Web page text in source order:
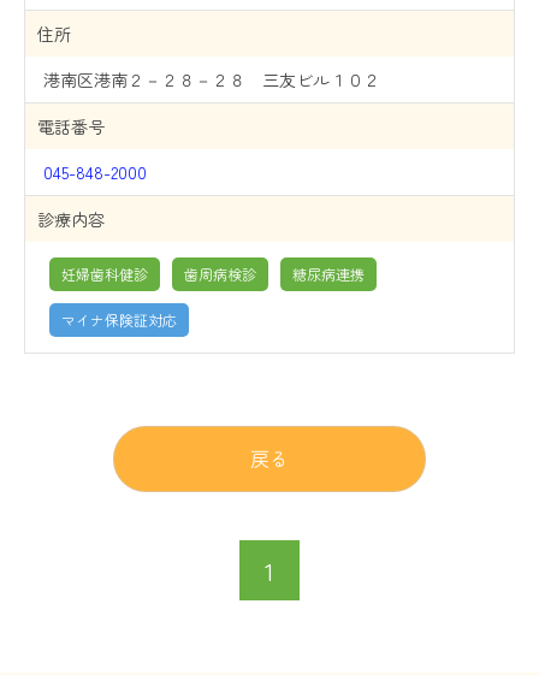
住所
港南区港南２－２８－２８ 三友ビル１０２
電話番号
045-848-2000
診療内容
妊婦歯科健診 歯周病検診 糖尿病連携
マイナ保険証対応
戻る
1